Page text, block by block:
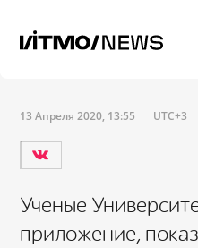
13 Апреля 2020, 13:55 UTC+3
Ученые
приложение,